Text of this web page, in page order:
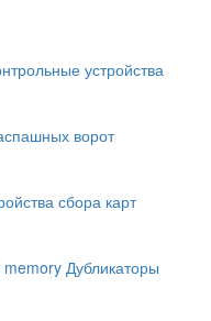
устройства
ворот
сбора карт
Дубликаторы